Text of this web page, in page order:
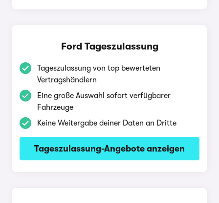
Ford Tageszulassung
Tageszulassung von top bewerteten
Vertragshändlern
Eine große Auswahl sofort verfügbarer
Fahrzeuge
Keine Weitergabe deiner Daten an Dritte
Tageszulassung-Angebote anzeigen